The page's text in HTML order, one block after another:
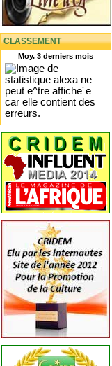
CLASSEMENT
Moy. 3 derniers mois